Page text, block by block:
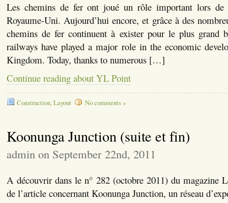
Les chemins de fer ont joué un rôle important lors de
Royaume-Uni. Aujourd’hui encore, et grâce à des
chemins de fer continuent à exister pour le plus grand
railways have played a major role in the economic
Kingdom. Today, thanks to numerous […]
Continue reading about YL Point
Construction,Layout No comments »
Koonunga Junction (suite et fin)
admin on September 22nd, 2011
A découvrir dans le n° 282 (octobre 2011) du magazine
de l’article concernant Koonunga Junction, un réseau